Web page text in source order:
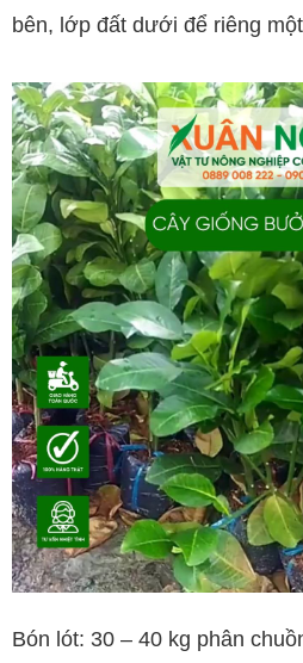
bên, lớp đất dưới để riêng
Bón lót: 30 – 40 kg phân